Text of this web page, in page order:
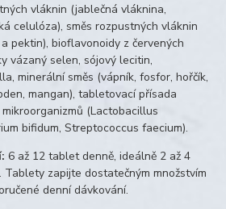
vláknin (jablečná vláknina,
celulóza), směs rozpustných vláknin
pektin), bioflavonoidy z červených
vázaný selen, sójový lecitin,
minerální směs (vápník, fosfor, hořčík,
mangan), tabletovací přísada
(Lactobacillus
bifidum, Streptococcus faecium).
6 až 12 tablet denně, ideálně 2 až 4
zapijte dostatečným množstvím
denní dávkování.